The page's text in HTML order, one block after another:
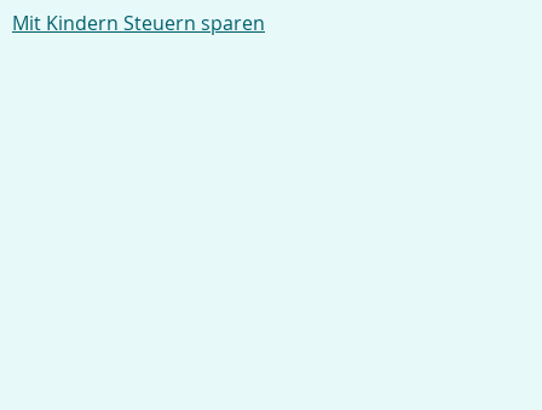
Mit Kindern Steuern sparen